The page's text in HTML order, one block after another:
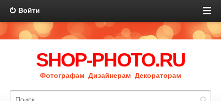
Войти
SHOP-PHOTO.RU
Фотографам Дизайнерам Декораторам